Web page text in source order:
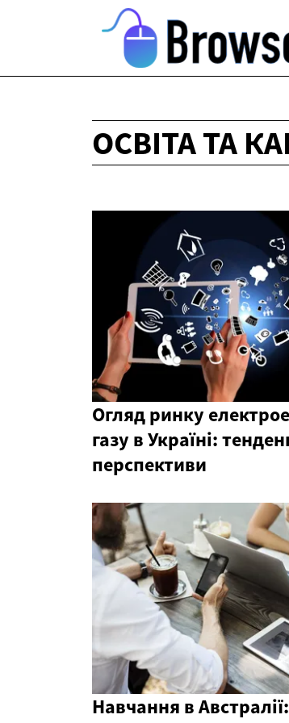
ОСВІТА ТА
Огляд ринку
газу в Україні:
перспективи
Навчання в